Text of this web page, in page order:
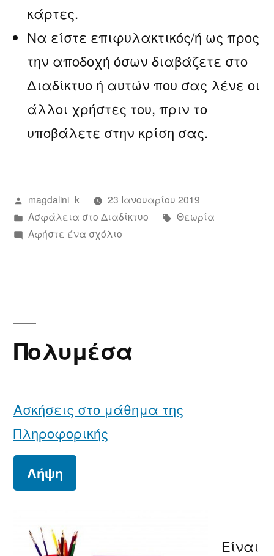
κάρτες.
Να είστε επιφυλακτικός/ή ως προς
την αποδοχή όσων διαβάζετε στο
Διαδίκτυο ή αυτών που σας λένε οι
άλλοι χρήστες του, πριν το
υποβάλετε στην κρίση σας.
Συντάχθηκε
από
magdalini_k
23 Ιανουαρίου 2019
Αναρτήθηκε
σε
Ασφάλεια στο Διαδίκτυο Ετικέτες:
Θεωρία
Αφήστε ένα σχόλιογια
Πολυμέσα
Ασκήσεις στο μάθημα της
Πληροφορικής
Λήψη
Είναι